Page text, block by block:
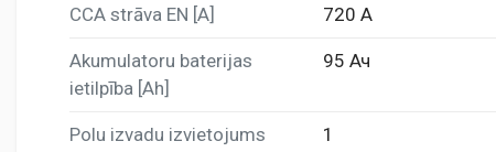
CCA strāva EN [A] 720 A
Akumulatoru baterijas
ietilpība [Ah]
95 Ач
Polu izvadu izvietojums 1